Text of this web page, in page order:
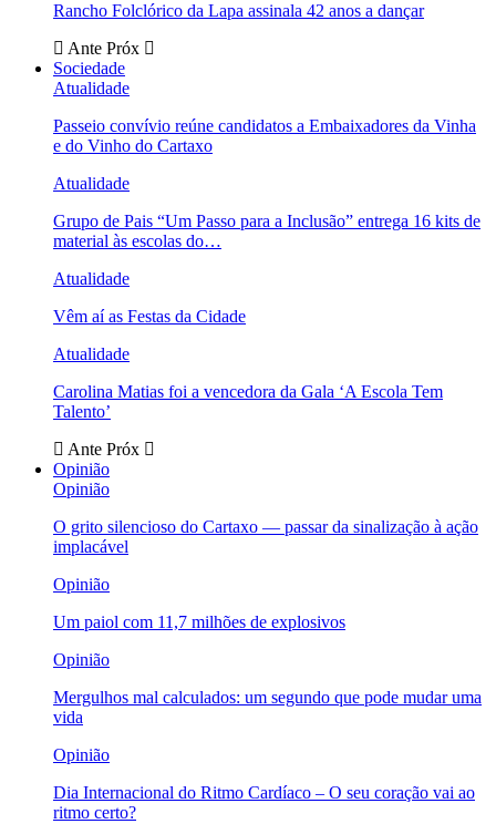
Rancho Folclórico da Lapa assinala 42 anos a dançar
Ante Próx
Sociedade
Atualidade
Passeio convívio reúne candidatos a Embaixadores da Vinha
e do Vinho do Cartaxo
Atualidade
Grupo de Pais “Um Passo para a Inclusão” entrega 16 kits de
material às escolas do…
Atualidade
Vêm aí as Festas da Cidade
Atualidade
Carolina Matias foi a vencedora da Gala ‘A Escola Tem
Talento’
Ante Próx
Opinião
Opinião
O grito silencioso do Cartaxo — passar da sinalização à ação
implacável
Opinião
Um paiol com 11,7 milhões de explosivos
Opinião
Mergulhos mal calculados: um segundo que pode mudar uma
vida
Opinião
Dia Internacional do Ritmo Cardíaco – O seu coração vai ao
ritmo certo?